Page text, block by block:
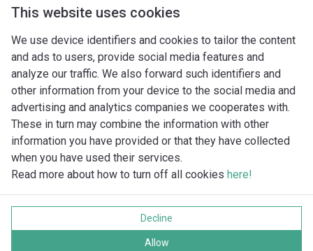
This website uses cookies
We use device identifiers and cookies to tailor the content
and ads to users, provide social media features and
analyze our traffic. We also forward such identifiers and
other information from your device to the social media and
advertising and analytics companies we cooperates with.
These in turn may combine the information with other
information you have provided or that they have collected
when you have used their services.
Read more about how to turn off all cookies here!
Decline
Allow
Imprint
Gegevensbescherming
Alle rechten voorbehouden